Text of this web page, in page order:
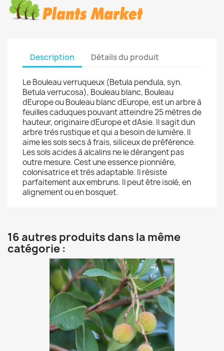
Description Détails du produit
Le Bouleau verruqueux (Betula pendula, syn.
Betula verrucosa), Bouleau blanc, Bouleau
dEurope ou Bouleau blanc dEurope, est un arbre à
feuilles caduques pouvant atteindre 25 mètres de
hauteur, originaire dEurope et dAsie. Il sagit dun
arbre très rustique et qui a besoin de lumière. Il
aime les sols secs à frais, siliceux de préférence.
Les sols acides à alcalins ne le dérangent pas
outre mesure. Cest une essence pionnière,
colonisatrice et très adaptable. Il résiste
parfaitement aux embruns. Il peut être isolé, en
alignement ou en bosquet.
16 autres produits dans la même
catégorie :